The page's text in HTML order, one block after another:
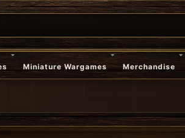
Miniature Wargames Merchandise